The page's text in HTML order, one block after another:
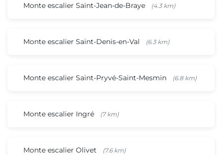
Monte escalier Saint-Jean-de-Braye (4.3 km)
Monte escalier Saint-Denis-en-Val (6.3 km)
Monte escalier Saint-Pryvé-Saint-Mesmin (6.8 km)
Monte escalier Ingré (7 km)
Monte escalier Olivet (7.6 km)